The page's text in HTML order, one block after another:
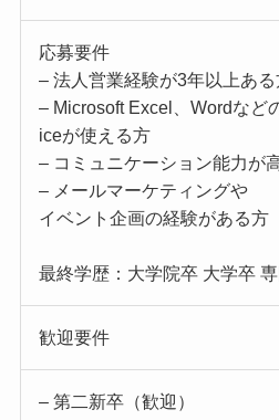
応募要件
– 法人営業経験が3年以上ある
– Microsoft Excel、Wordなど
iceが使える方
– コミュニケーション能力が
– メールマーケティングや
イベント企画の経験がある方
最終学歴：大学院卒 大学卒
歓迎要件
– 第二新卒（歓迎）